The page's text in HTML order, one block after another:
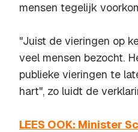
mensen tegelijk
"Juist de vieringen op
veel mensen bezocht.
publieke vieringen te
hart", zo luidt de
LEES OOK: Minister